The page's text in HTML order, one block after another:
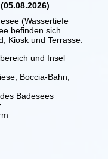
(Wassertiefe
befinden sich
Kiosk und Terrasse.
und Insel
Boccia-Bahn,
Badesees